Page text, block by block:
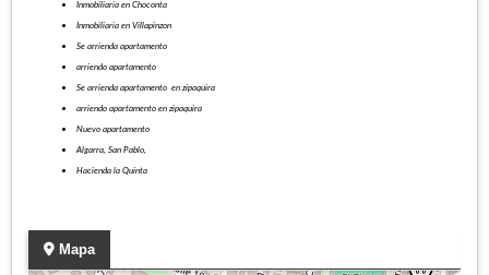
Inmobiliaria en Choconta
Inmobiliaria en Villapinzon
Se arrienda apartamento
arriendo apartamento
Se arrienda apartamento en zipaquira
arriendo apartamento en zipaquira
Nuevo apartamento
Algarra, San Pablo,
Hacienda la Quinta
Mapa